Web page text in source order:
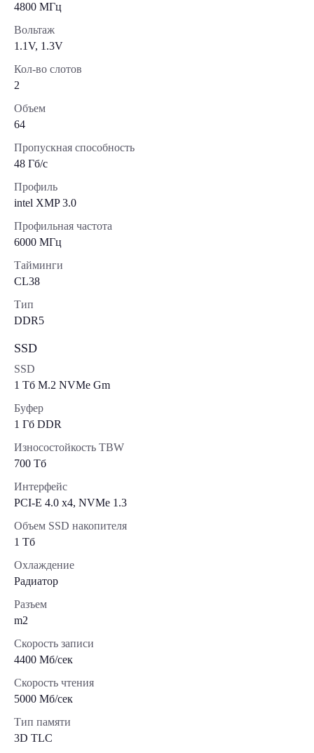
4800 МГц
Вольтаж
1.1V, 1.3V
Кол-во слотов
2
Объем
64
Пропускная способность
48 Гб/с
Профиль
intel XMP 3.0
Профильная частота
6000 МГц
Тайминги
CL38
Тип
DDR5
SSD
SSD
1 Tб M.2 NVMe Gm
Буфер
1 Гб DDR
Износостойкость TBW
700 Тб
Интерфейс
PCI-E 4.0 x4, NVMe 1.3
Объем SSD накопителя
1 Тб
Охлаждение
Радиатор
Разъем
m2
Скорость записи
4400 Мб/сек
Скорость чтения
5000 Мб/сек
Тип памяти
3D TLC